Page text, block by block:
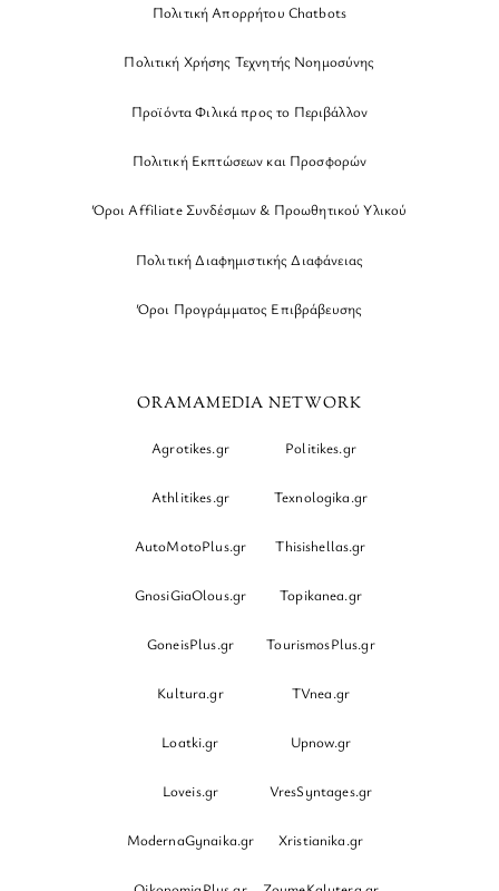
Πολιτική Απορρήτου Chatbots
Πολιτική Χρήσης Τεχνητής Νοημοσύνης
Προϊόντα Φιλικά προς το Περιβάλλον
Πολιτική Εκπτώσεων και Προσφορών
Όροι Affiliate Συνδέσμων & Προωθητικού Υλικού
Πολιτική Διαφημιστικής Διαφάνειας
Όροι Προγράμματος Επιβράβευσης
ORAMAMEDIA NETWORK
Agrotikes.gr Politikes.gr
Athlitikes.gr Texnologika.gr
AutoMotoPlus.gr Thisishellas.gr
GnosiGiaOlous.gr Topikanea.gr
GoneisPlus.gr TourismosPlus.gr
Kultura.gr TVnea.gr
Loatki.gr Upnow.gr
Loveis.gr VresSyntages.gr
ModernaGynaika.gr Xristianika.gr